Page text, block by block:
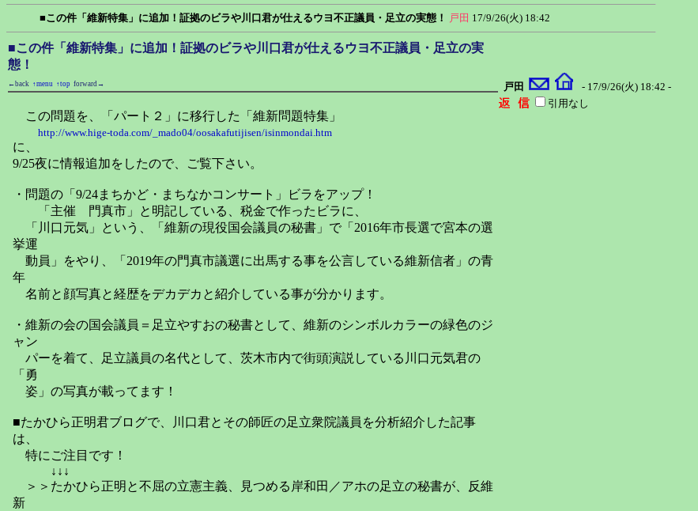
■この件「維新特集」に追加！証拠のビラや川口君が仕えるウヨ不正議員・足立の実態！ 戸田 17/9/26(火) 18:42
■この件「維新特集」に追加！証拠のビラや川口君が仕えるウヨ不正議員・足立の実
態！
←back ↑menu ↑top forward→ 戸田 - 17/9/26(火) 18:42 -
この問題を、「パート２」に移行した「維新問題特集」
http://www.hige-toda.com/_mado04/oosakafutijisen/isinmondai.htm
に、
9/25夜に情報追加をしたので、ご覧下さい。
・問題の「9/24まちかど・まちなかコンサート」ビラをアップ！
「主催 門真市」と明記している、税金で作ったビラに、
「川口元気」という、「維新の現役国会議員の秘書」で「2016年市長選で宮本の選
挙運
動員」をやり、「2019年の門真市議選に出馬する事を公言している維新信者」の青
年
名前と顔写真と経歴をデカデカと紹介している事が分かります。
・維新の会の国会議員＝足立やすおの秘書として、維新のシンボルカラーの緑色のジ
ャン
パーを着て、足立議員の名代として、茨木市内で街頭演説している川口元気君の
「勇
姿」の写真が載ってます！
■たかひら正明君ブログで、川口君とその師匠の足立衆院議員を分析紹介した記事
は、
特にご注目です！
↓↓↓
＞＞たかひら正明と不屈の立憲主義、見つめる岸和田／アホの足立の秘書が、反維
新
引用なし